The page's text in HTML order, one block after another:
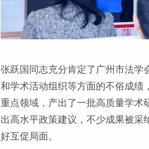
张跃国同志充分肯定了广州市法学
和学术活动组织等方面的不俗成绩
重点领域，产出了一批高质量学术
出高水平政策建议，不少成果被采
好互促局面。